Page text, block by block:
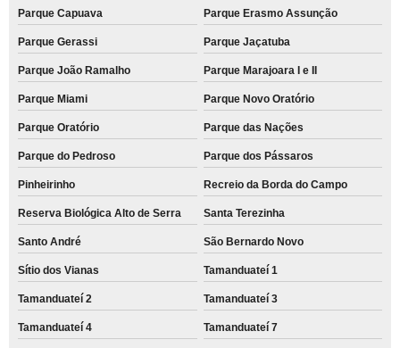
Parque Capuava Parque Erasmo Assunção
Parque Gerassi Parque Jaçatuba
Parque João Ramalho Parque Marajoara I e II
Parque Miami Parque Novo Oratório
Parque Oratório Parque das Nações
Parque do Pedroso Parque dos Pássaros
Pinheirinho Recreio da Borda do Campo
Reserva Biológica Alto de Serra Santa Terezinha
Santo André São Bernardo Novo
Sítio dos Vianas Tamanduateí 1
Tamanduateí 2 Tamanduateí 3
Tamanduateí 4 Tamanduateí 7